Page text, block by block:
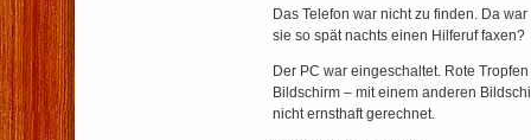
Das Telefon war nicht zu finden. Da
sie so spät nachts einen Hilferuf faxen?
Der PC war eingeschaltet. Rote
Bildschirm – mit einem anderen
nicht ernsthaft gerechnet.